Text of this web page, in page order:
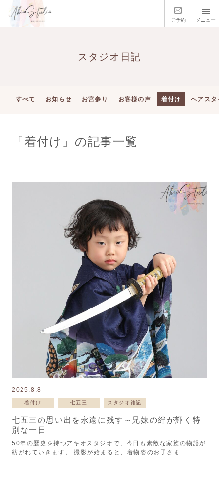
ご予約 メニュー
スタジオ日記
すべて お知らせ お宮参り お客様の声 着付け ヘアスタ
「着付け」の記事一覧
2025.8.8
着付け 七五三 スタジオ雑記
七五三の思い出を永遠に残す～兄妹の絆が輝く特
別な一日
50年の歴史を持つアキオスタジオで、今日も素敵な家族の物語が
紡がれていきます。 撮影が始まると、着物姿のお子さま...